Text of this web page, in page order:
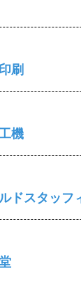
刷
機
ドスタッフ